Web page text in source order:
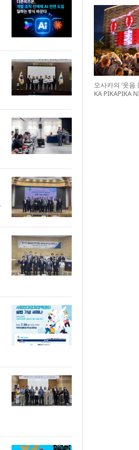
오사카의 ‘웃음
KA PIKAPIKA